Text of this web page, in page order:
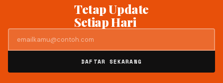
Tetap Update
Setiap Hari
DAFTAR SEKARANG